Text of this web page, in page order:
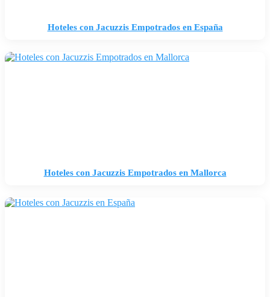
Hoteles con Jacuzzis Empotrados en España
Hoteles con Jacuzzis Empotrados en Mallorca